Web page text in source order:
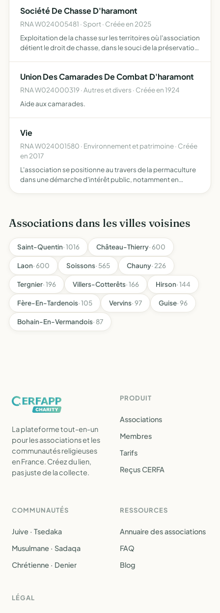
Société De Chasse D'haramont
RNA W024005481 · Sport · Créée en 2025
Exploitation de la chasse sur les territoires où l'association
détient le droit de chasse, dans le souci de la préservation
Union Des Camarades De Combat D'haramont
RNA W024000319 · Autres et divers · Créée en 1924
Aide aux camarades.
Vie
RNA W024001580 · Environnement et patrimoine · Créée
en 2017
L'association se positionne au travers de la permaculture
dans une démarche d'intérêt public, notamment en
Associations dans les villes voisines
Saint-Quentin· 1016 Château-Thierry· 600
Laon· 600 Soissons· 565 Chauny· 226
Tergnier· 196 Villers-Cotterêts· 166 Hirson· 144
Fère-En-Tardenois· 105 Vervins· 97 Guise· 96
Bohain-En-Vermandois· 87
La plateforme tout-en-un
pour les associations et les
communautés religieuses
en France. Créez du lien,
pas juste de la collecte.
PRODUIT
Associations
Membres
Tarifs
Reçus CERFA
COMMUNAUTÉS
Juive · Tsedaka
Musulmane · Sadaqa
Chrétienne · Denier
RESSOURCES
Annuaire des associations
FAQ
Blog
LÉGAL